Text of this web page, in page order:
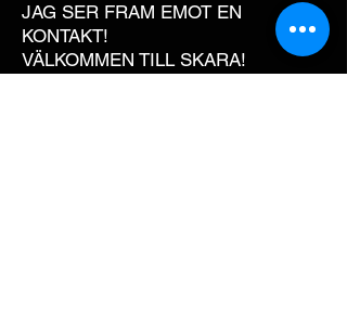
JAG SER FRAM EMOT EN
KONTAKT!
VÄLKOMMEN TILL SKARA!